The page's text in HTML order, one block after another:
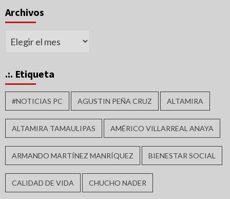
Archivos
Archivos
.:. Etiqueta
#NOTICIAS PC AGUSTIN PEÑA CRUZ ALTAMIRA
ALTAMIRA TAMAULIPAS AMÉRICO VILLARREAL ANAYA
ARMANDO MARTÍNEZ MANRÍQUEZ BIENESTAR SOCIAL
CALIDAD DE VIDA CHUCHO NADER